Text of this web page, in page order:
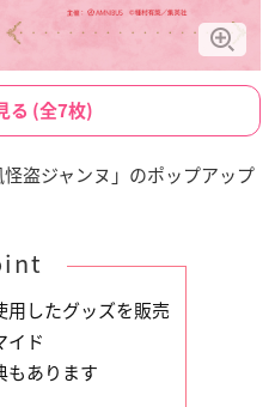
る (全7枚)
盗ジャンヌ」のポップアップ
用したグッズを販売
イド
もあります